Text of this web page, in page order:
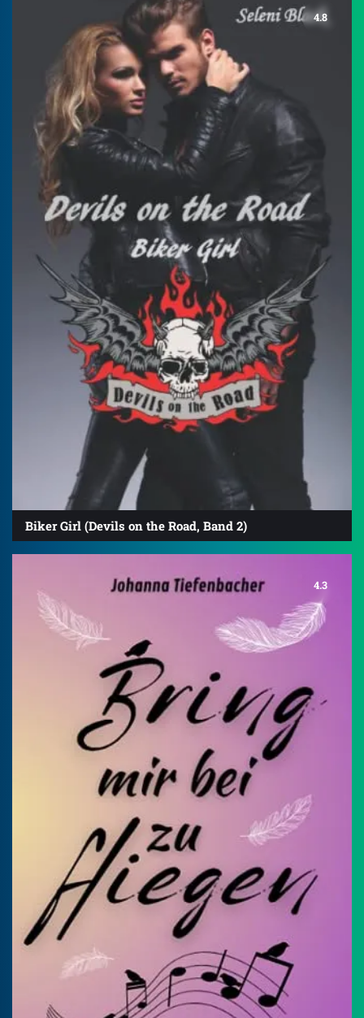
4.8
Biker Girl (Devils on the Road, Band 2)
4.3